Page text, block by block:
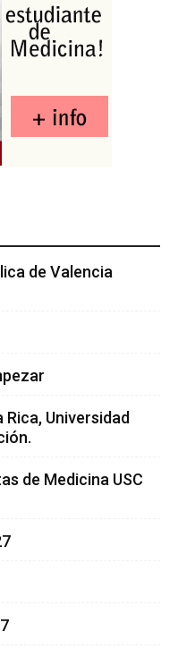
de Valencia
Universidad
de Medicina USC